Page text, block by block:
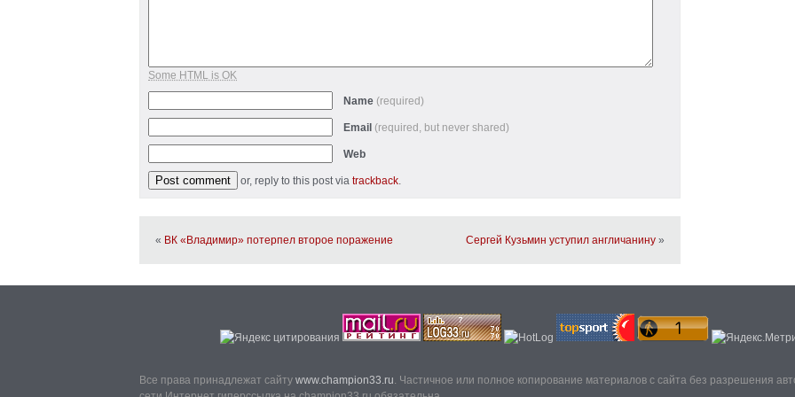
Some HTML is OK
Name (required)
Email (required, but never shared)
Web
or, reply to this post via trackback.
« ВК «Владимир» потерпел второе поражение Сергей Кузьмин уступил англичанину »
Все права принадлежат сайту www.champion33.ru. Частичное или полное копирование материалов с сайта без разрешения